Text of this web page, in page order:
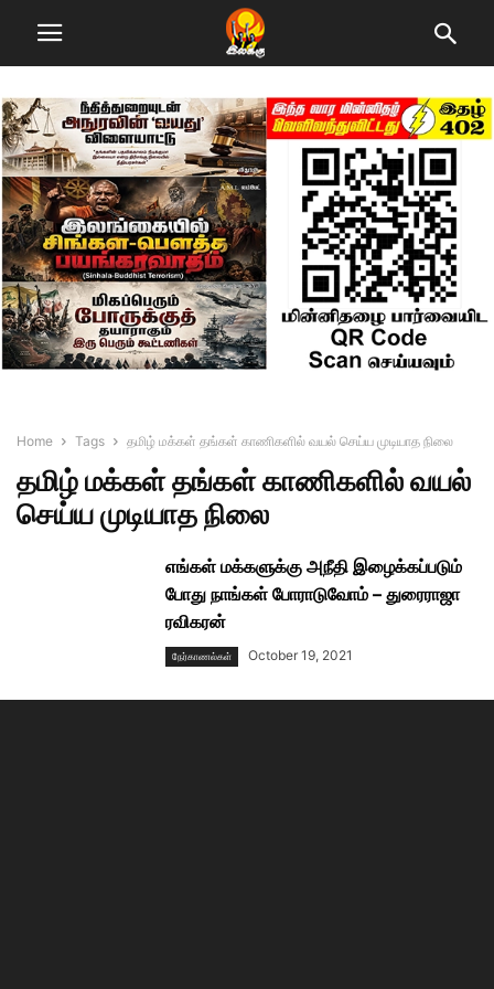
Home Tags தமிழ் மக்கள் தங்கள் காணிகளில் வயல் செய்ய முடியாத நிலை
தமிழ் மக்கள் தங்கள் காணிகளில் வயல்
செய்ய முடியாத நிலை
எங்கள் மக்களுக்கு அநீதி இழைக்கப்படும்
போது நாங்கள் போராடுவோம் – துரைராஜா
ரவிகரன்
நேர்காணல்கள் October 19, 2021